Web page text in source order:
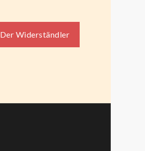
Der Widerständler